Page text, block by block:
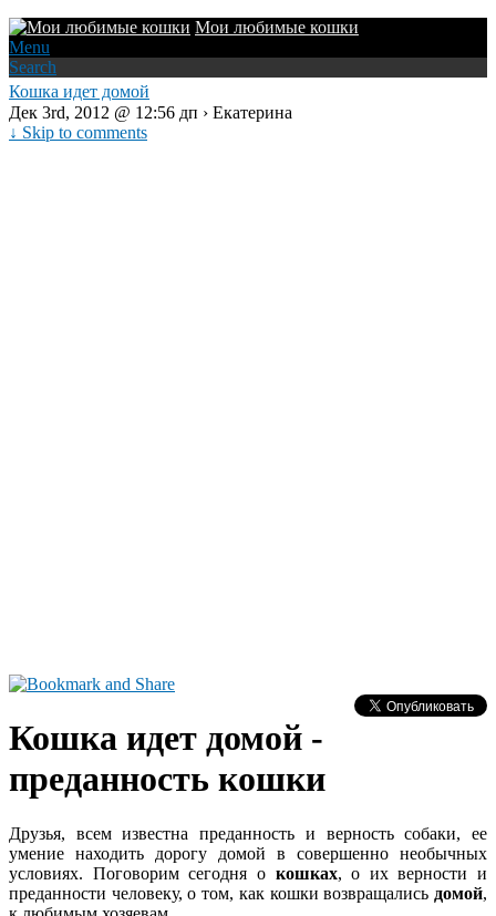
Мои любимые кошки
Menu
Search
Кошка идет домой
Дек 3rd, 2012 @ 12:56 дп › Екатерина
↓ Skip to comments
Кошка идет домой -
преданность кошки
Друзья, всем известна преданность и верность собаки, ее
умение находить дорогу домой в совершенно необычных
условиях. Поговорим сегодня о кошках, о их верности и
преданности человеку, о том, как кошки возвращались домой,